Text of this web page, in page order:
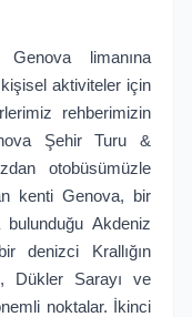
limanına
aktiviteler için
rehberimizin
Şehir Turu &
otobüsümüzle
kenti Genova, bir
bulunduğu Akdeniz
denizci Krallığın
Dükler Sarayı ve
noktalar. İkinci